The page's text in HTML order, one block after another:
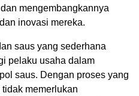
mengembangkannya
inovasi mereka.
saus yang sederhana
pelaku usaha dalam
saus. Dengan proses yang
memerlukan